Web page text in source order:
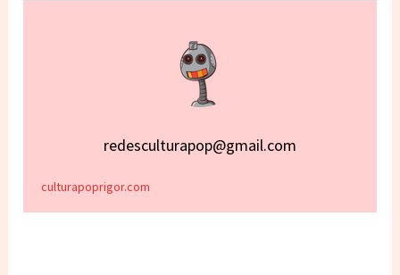
redesculturapop@gmail.com
culturapoprigor.com